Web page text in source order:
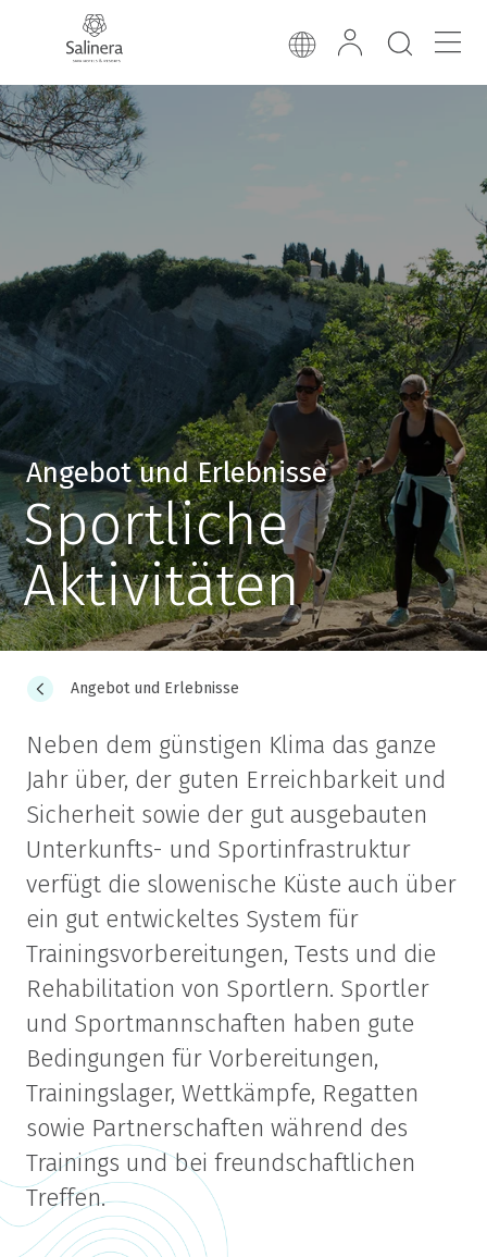
Angebot und Erlebnisse
Sportliche
Aktivitäten
Angebot und Erlebnisse
Neben dem günstigen Klima das ganze
Jahr über, der guten Erreichbarkeit und
Sicherheit sowie der gut ausgebauten
Unterkunfts- und Sportinfrastruktur
verfügt die slowenische Küste auch über
ein gut entwickeltes System für
Trainingsvorbereitungen, Tests und die
Rehabilitation von Sportlern. Sportler
und Sportmannschaften haben gute
Bedingungen für Vorbereitungen,
Trainingslager, Wettkämpfe, Regatten
sowie Partnerschaften während des
Trainings und bei freundschaftlichen
Treffen.